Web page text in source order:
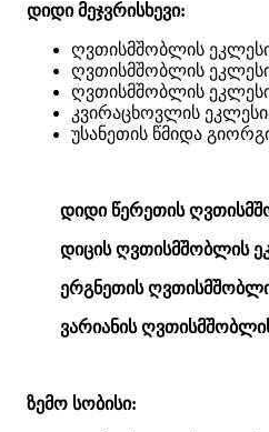
დიდი მეჯვრისხევი:
ღვთისმშობლის
ღვთისმშობლის
ღვთისმშობლის
კვირაცხოვლის
უსანეთის წმიდა
დიდი წერეთის
დიცის ღვთისმშობლის
ერგნეთის
ვარიანის
ზემო სობისი: